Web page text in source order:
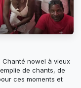
Chanté nowel à vieux
de chants, de
ces moments et